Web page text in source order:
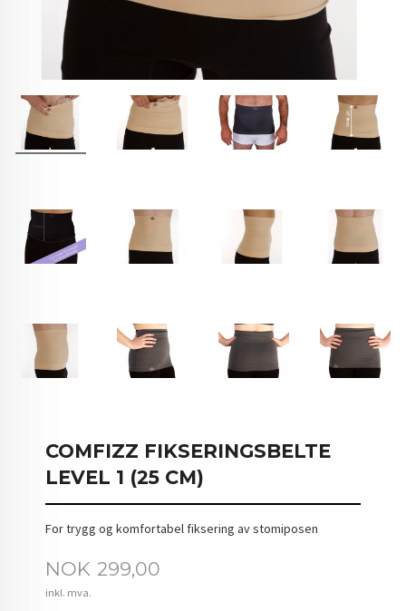
COMFIZZ FIKSERINGSBELTE
LEVEL 1 (25 CM)
For trygg og komfortabel fiksering av stomiposen
Pris
NOK 299,00
inkl. mva.